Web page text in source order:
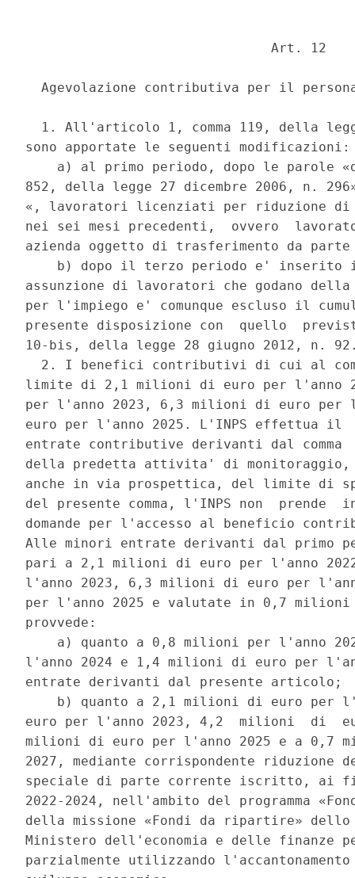
                               Art. 12
Agevolazione contributiva per il
1. All'articolo 1, comma 119, della
sono apportate le seguenti
a) al primo periodo, dopo le parole
852, della legge 27 dicembre 2006, n.
«, lavoratori licenziati per riduzione di
nei sei mesi precedenti,  ovvero
azienda oggetto di trasferimento da
b) dopo il terzo periodo e' inserito
assunzione di lavoratori che godano della
per l'impiego e' comunque escluso il
presente disposizione con  quello
10-bis, della legge 28 giugno 2012, n.
2. I benefici contributivi di cui al
limite di 2,1 milioni di euro per l'anno
per l'anno 2023, 6,3 milioni di euro per
euro per l'anno 2025. L'INPS effettua il
entrate contributive derivanti dal
della predetta attivita' di monitoraggio,
anche in via prospettica, del limite di
del presente comma, l'INPS non
domande per l'accesso al beneficio
Alle minori entrate derivanti dal primo
pari a 2,1 milioni di euro per l'anno
l'anno 2023, 6,3 milioni di euro per
per l'anno 2025 e valutate in 0,7
provvede:
a) quanto a 0,8 milioni per l'anno
l'anno 2024 e 1,4 milioni di euro per
entrate derivanti dal presente articolo;
b) quanto a 2,1 milioni di euro per
euro per l'anno 2023, 4,2  milioni  di
milioni di euro per l'anno 2025 e a 0,7
2027, mediante corrispondente riduzione
speciale di parte corrente iscritto, ai
2022-2024, nell'ambito del programma
della missione «Fondi da ripartire»
Ministero dell'economia e delle finanze
parzialmente utilizzando